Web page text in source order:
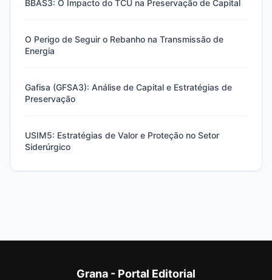
BBAS3: O Impacto do TCU na Preservação de Capital
O Perigo de Seguir o Rebanho na Transmissão de
Energia
Gafisa (GFSA3): Análise de Capital e Estratégias de
Preservação
USIM5: Estratégias de Valor e Proteção no Setor
Siderúrgico
Grana - Portal Editorial